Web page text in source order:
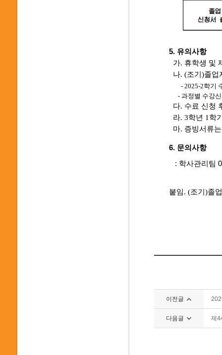
5. 유의사항
가. 휴학생 및
나. (조기)졸업
- 2025-2학기
- 과정별 수강
다. 수료 신청
라. 3학년 1학
마. 증빙서류
6. 문의사항
: 학사관리팀
붙임. (조기)졸
이전글
다음글 제